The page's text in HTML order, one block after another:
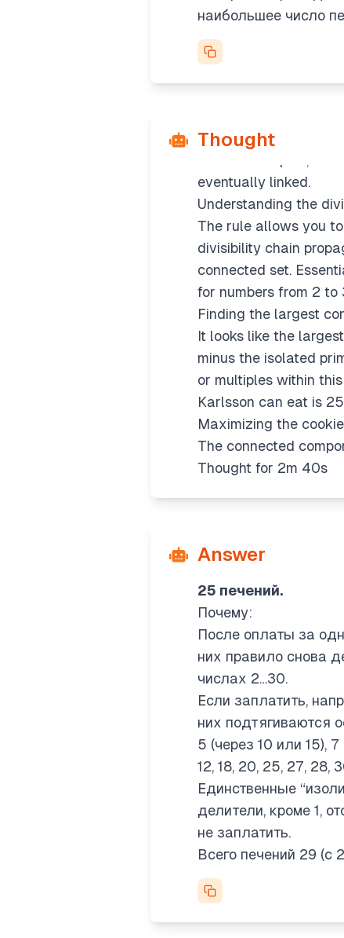
наибольшее число
Thought
both divisors and
order. Essentially,
cookies.
divisibility graph, but
eventually linked.
Understanding the
The rule allows you
divisibility chain
connected set.
for numbers from 2
Finding the largest
It looks like the
minus the isolated
or multiples within
Karlsson can eat is
Maximizing the
The connected
Thought for 2m 40s
Answer
25 печений.
Почему:
После оплаты за
них правило снова
числах 2…30.
Если заплатить,
них подтягиваются
5 (через 10 или 15),
12, 18, 20, 25, 27, 28,
Единственные
делители, кроме 1,
не заплатить.
Всего печений 29 (с